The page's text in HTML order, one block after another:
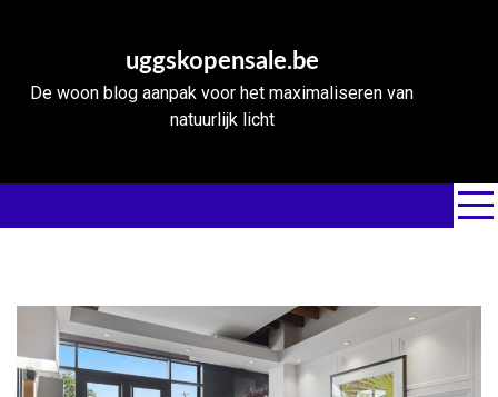
uggskopensale.be
De woon blog aanpak voor het maximaliseren van
natuurlijk licht